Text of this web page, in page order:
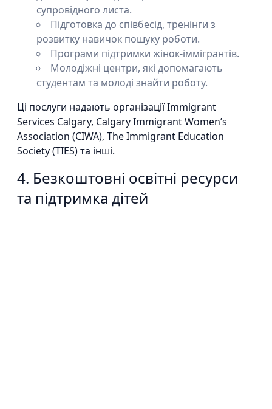
супровідного листа.
Підготовка до співбесід, тренінги з
розвитку навичок пошуку роботи.
Програми підтримки жінок-іммігрантів.
Молодіжні центри, які допомагають
студентам та молоді знайти роботу.
Ці послуги надають організації Immigrant
Services Calgary, Calgary Immigrant Women’s
Association (CIWA), The Immigrant Education
Society (TIES) та інші.
4. Безкоштовні освітні ресурси
та підтримка дітей